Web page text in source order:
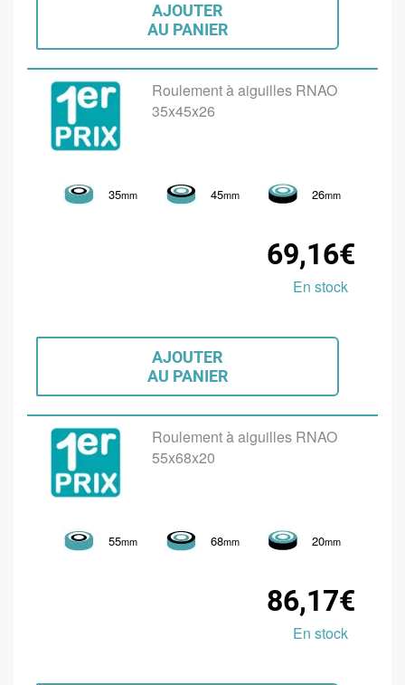
AJOUTER
AU PANIER
Roulement à aiguilles RNAO
35x45x26
35mm 45mm 26mm
69,16€
En stock
AJOUTER
AU PANIER
Roulement à aiguilles RNAO
55x68x20
55mm 68mm 20mm
86,17€
En stock